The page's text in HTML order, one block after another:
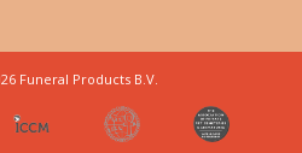
Funeral Products B.V.